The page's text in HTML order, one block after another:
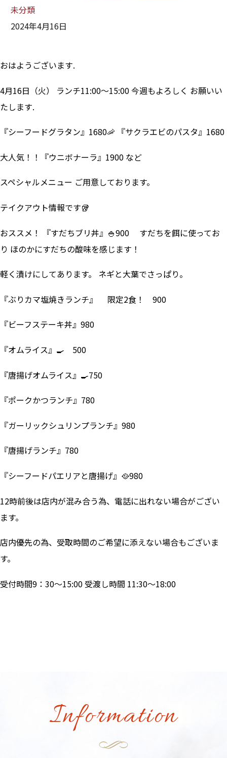
未分類
2024年4月16日
おはようございます.
4月16日（火） ランチ11:00～15:00 今週もよろしく お願いい
たします.
『シーフードグラタン』1680🦐 『サクラエビのパスタ』1680
大人気！！『ウニボナーラ』1900 など
スペシャルメニュー ご用意しております。
テイクアウト情報です🥡
おススメ！ 『すだちブリ丼』🍚900 すだちを餌に使ってお
り ほのかにすだちの酸味を感じます！
軽く漬けにしてあります。 ネギと大葉でさっぱり。
『ぶりカマ塩焼きランチ』 限定2食！ 900
『ビーフステーキ丼』980
『オムライス』🍳 500
『唐揚げオムライス』🍳750
『ポークかつランチ』780
『ガーリックシュリンプランチ』980
『唐揚げランチ』780
『シーフードパエリアと唐揚げ』🥘980
12時前後は店内が混み合う為、電話に出れない場合がござい
ます。
店内優先の為、受取時間のご希望に添えない場合もございま
す。
受付時間9：30～15:00 受渡し時間 11:30～18:00
Information